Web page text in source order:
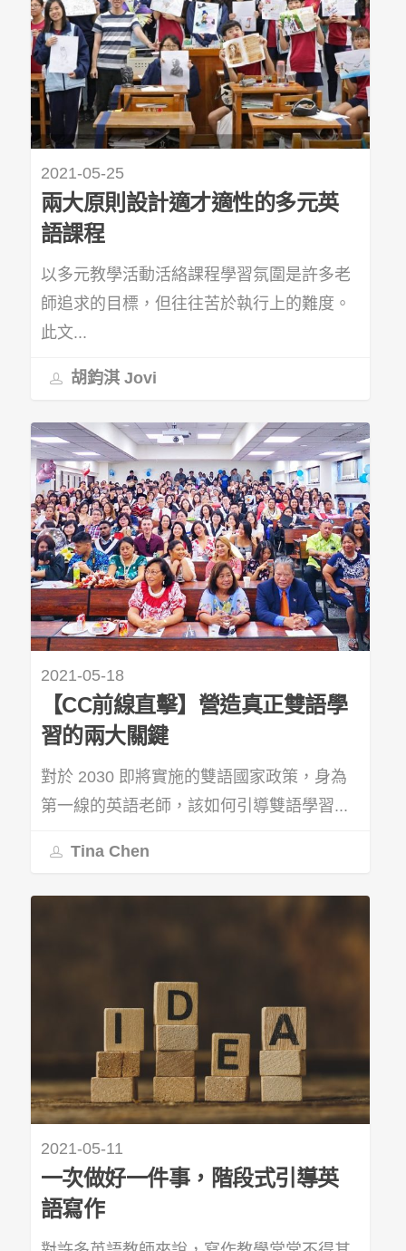
2021-05-25
兩大原則設計適才適性的多元英
語課程
以多元教學活動活絡課程學習氛圍是許多老
師追求的目標，但往往苦於執行上的難度。
此文...
胡鈞淇 Jovi
2021-05-18
【CC前線直擊】營造真正雙語學
習的兩大關鍵
對於 2030 即將實施的雙語國家政策，身為
第一線的英語老師，該如何引導雙語學習...
Tina Chen
2021-05-11
一次做好一件事，階段式引導英
語寫作